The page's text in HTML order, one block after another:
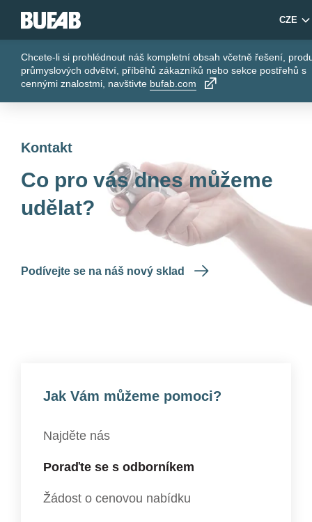
Chcete-li si prohlédnout náš kompletní obsah včetně řešení,
průmyslových odvětví, příběhů zákazníků nebo sekce postřehů s
cennými znalostmi, navštivte bufab.com
CZE
Kontakt
Co pro vás dnes můžeme
udělat?
Podívejte se na náš nový sklad
Jak Vám můžeme pomoci?
Najděte nás
Poraďte se s odborníkem
Žádost o cenovou nabídku